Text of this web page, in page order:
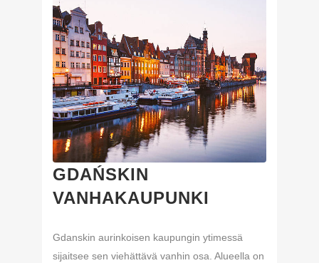
GDAŃSKIN
VANHAKAUPUNKI
Gdanskin aurinkoisen kaupungin ytimessä
sijaitsee sen viehättävä vanhin osa. Alueella on